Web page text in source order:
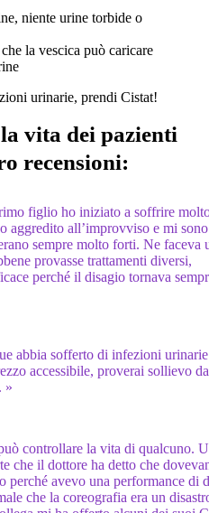
niente urine torbide o
la vescica può caricare
urinarie, prendi Cistat!
vita dei pazienti
recensioni:
figlio ho iniziato a soffrire
aggredito all’improvviso e mi sono
sempre molto forti. Ne faceva
provasse trattamenti diversi,
perché il disagio tornava
abbia sofferto di infezioni urinarie
accessibile, proverai sollievo
»
controllare la vita di qualcuno.
che il dottore ha detto che
avevo una performance di
che la coreografia era un